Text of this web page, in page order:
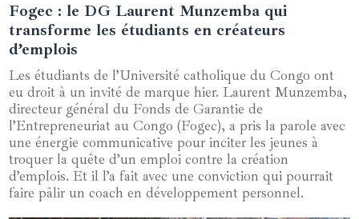
09 avril 2025
Fogec : le DG Laurent Munzemba qui
transforme les étudiants en créateurs
d’emplois
Les étudiants de l’Université catholique du Congo ont
eu droit à un invité de marque hier. Laurent Munzemba,
directeur général du Fonds de Garantie de
l’Entrepreneuriat au Congo (Fogec), a pris la parole avec
une énergie communicative pour inciter les jeunes à
troquer la quête d’un emploi contre la création
d’emplois. Et il l’a fait avec une conviction qui pourrait
faire pâlir un coach en développement personnel.